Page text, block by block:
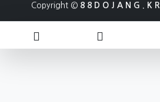
Copyright © 8 8 D O J A N G . K R